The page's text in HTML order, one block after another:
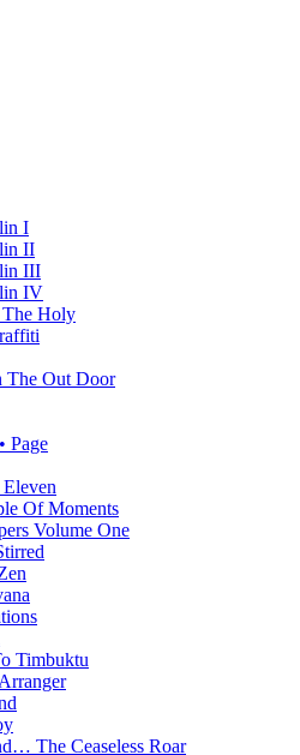
I
II
III
IV
The Holy
The Out Door
Page
Of Moments
Volume One
Timbuktu
The Ceaseless Roar